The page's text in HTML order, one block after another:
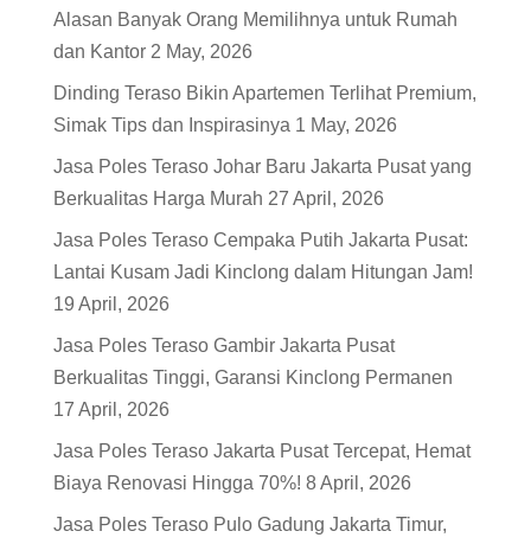
Alasan Banyak Orang Memilihnya untuk Rumah
dan Kantor 2 May, 2026
Dinding Teraso Bikin Apartemen Terlihat Premium,
Simak Tips dan Inspirasinya 1 May, 2026
Jasa Poles Teraso Johar Baru Jakarta Pusat yang
Berkualitas Harga Murah 27 April, 2026
Jasa Poles Teraso Cempaka Putih Jakarta Pusat:
Lantai Kusam Jadi Kinclong dalam Hitungan Jam!
19 April, 2026
Jasa Poles Teraso Gambir Jakarta Pusat
Berkualitas Tinggi, Garansi Kinclong Permanen
17 April, 2026
Jasa Poles Teraso Jakarta Pusat Tercepat, Hemat
Biaya Renovasi Hingga 70%! 8 April, 2026
Jasa Poles Teraso Pulo Gadung Jakarta Timur,